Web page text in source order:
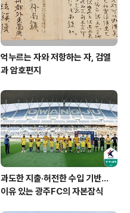
억누르는 자와 저항하는 자, 검열
과 암호편지
과도한 지출·허전한 수입 기반…
이유 있는 광주FC의 자본잠식